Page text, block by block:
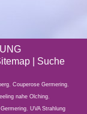
Suche
, Couperose Germering,
nahe Olching,
, UVA Strahlung